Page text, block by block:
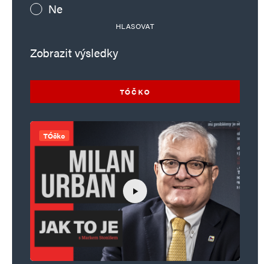
Ne
HLASOVAT
Zobrazit výsledky
TÓČKO
TÓčko